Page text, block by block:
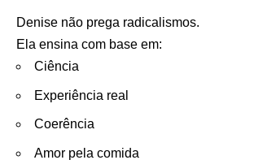
Denise não prega radicalismos.
Ela ensina com base em:
Ciência
Experiência real
Coerência
Amor pela comida